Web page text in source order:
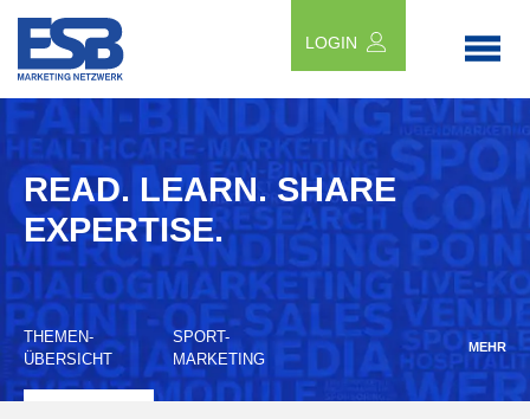
LOGIN
READ. LEARN. SHARE
EXPERTISE.
THEMEN-
ÜBERSICHT
SPORT-
MARKETING
MEHR